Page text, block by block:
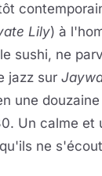
Lily) à
sushi, ne
jazz sur
une
Un calme
ne